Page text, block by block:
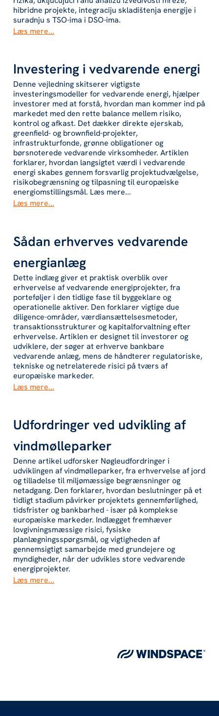
hibridne projekte, integraciju skladištenja energije i
suradnju s TSO-ima i DSO-ima.
Læs mere...
Investering i vedvarende energi
‍Denne vejledning skitserer vigtigste
investeringsmodeller for vedvarende energi, hjælper
investorer med at forstå, hvordan man kommer ind på
markedet med den rette balance mellem risiko,
kontrol og afkast. Det dækker direkte ejerskab,
greenfield- og brownfield-projekter,
infrastrukturfonde, grønne obligationer og
børsnoterede vedvarende virksomheder. Artiklen
forklarer, hvordan langsigtet værdi i vedvarende
energi skabes gennem forsvarlig projektudvælgelse,
risikobegrænsning og tilpasning til europæiske
energiomstillingsmål. Læs mere...
Læs mere...
Sådan erhverves vedvarende
energianlæg
‍Dette indlæg giver et praktisk overblik over
erhvervelse af vedvarende energiprojekter, fra
porteføljer i den tidlige fase til byggeklare og
operationelle aktiver. Den forklarer vigtige due
diligence-områder, værdiansættelsesmetoder,
transaktionsstrukturer og kapitalforvaltning efter
erhvervelse. Artiklen er designet til investorer og
udviklere, der søger at erhverve bankbare
vedvarende anlæg, mens de håndterer regulatoriske,
tekniske og netrelaterede risici på tværs af
europæiske markeder.
Læs mere...
Udfordringer ved udvikling af
vindmølleparker
Denne artikel udforsker Nøgleudfordringer i
udviklingen af vindmølleparker, fra erhvervelse af jord
og tilladelse til miljømæssige begrænsninger og
netadgang. Den forklarer, hvordan beslutninger på et
tidligt stadium påvirker projektets gennemførlighed,
tidsfrister og bankbarhed - især på komplekse
europæiske markeder. Indlægget fremhæver
lovgivningsmæssige risici, fysiske
planlægningsspørgsmål, og vigtigheden af
gennemsigtigt samarbejde med grundejere og
myndigheder, når der udvikles store vedvarende
energiprojekter.
Læs mere...